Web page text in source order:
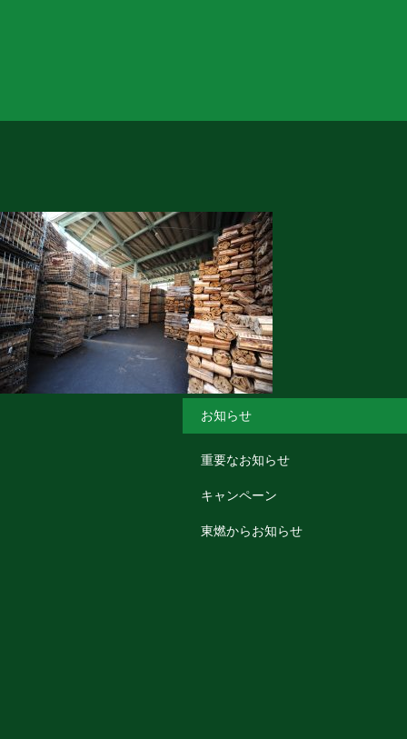
お知らせ
重要なお知らせ
キャンペーン
東燃からお知らせ